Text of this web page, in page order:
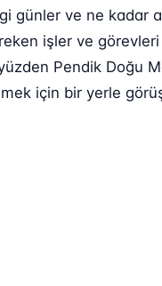
günler ve ne kadar
işler ve
Pendik Doğu
için bir yerle